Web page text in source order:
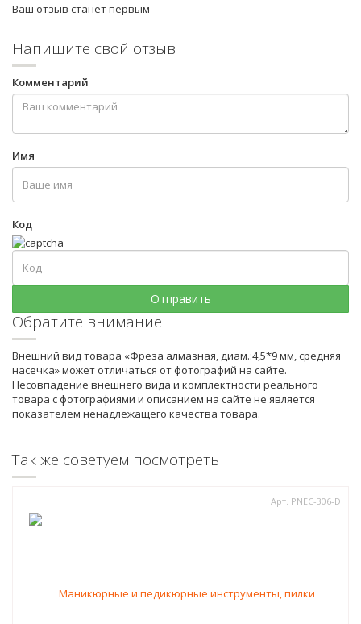
Ваш отзыв станет первым
Напишите свой отзыв
Комментарий
Имя
Код
Обратите внимание
Внешний вид товара «Фреза алмазная, диам.:4,5*9 мм, средняя
насечка» может отличаться от фотографий на сайте.
Несовпадение внешнего вида и комплектности реального
товара с фотографиями и описанием на сайте не является
показателем ненадлежащего качества товара.
Так же советуем посмотреть
Арт. PNEC-306-D